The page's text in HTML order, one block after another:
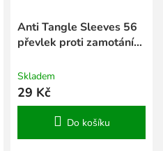
Anti Tangle Sleeves 56
převlek proti zamotání
Skladem
29 Kč
Do košíku